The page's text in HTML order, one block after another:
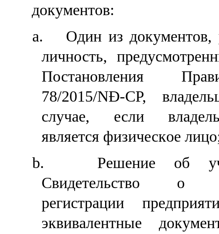
документов:
a.
Одиниз документов,
личность,
Постановления
78/2015/NĐ-CP,
случае, если владел
является физическое
b.
Решение об
Свидетельство
регистрации
эквивалентные